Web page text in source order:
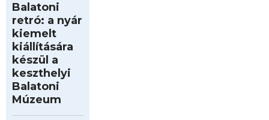
Balatoni
retró: a nyár
kiemelt
kiállítására
készül a
keszthelyi
Balatoni
Múzeum